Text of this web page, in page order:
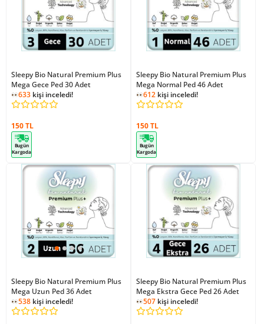
Sleepy Bio Natural Premium Plus
Mega Gece Ped 30 Adet
633 kişi inceledi!
150 TL
Bugün
Kargoda
Sleepy Bio Natural Premium Plus
Mega Normal Ped 46 Adet
612 kişi inceledi!
150 TL
Bugün
Kargoda
Sleepy Bio Natural Premium Plus
Mega Uzun Ped 36 Adet
538 kişi inceledi!
Sleepy Bio Natural Premium Plus
Mega Ekstra Gece Ped 26 Adet
507 kişi inceledi!